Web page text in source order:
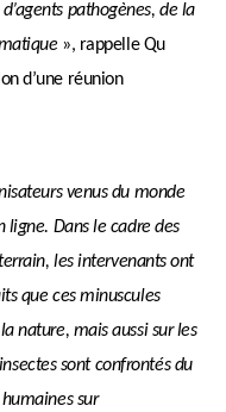
pathogènes, de la
», rappelle Qu
d’une réunion
venus du monde
Dans le cadre des
les intervenants ont
que ces minuscules
nature, mais aussi sur les
sont confrontés du
sur